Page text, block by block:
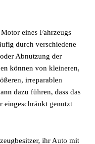
eines Fahrzeugs
durch verschiedene
Abnutzung der
können von kleineren,
irreparablen
dazu führen, dass das
eingeschränkt genutzt
ihr Auto mit